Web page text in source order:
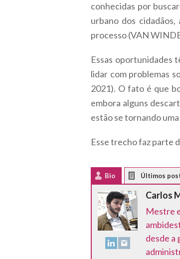
conhecidas por
urbano dos
processo (VAN
Essas oportunidades
lidar com problemas
2021). O fato é que
embora alguns
estão se tornando
Esse trecho faz parte
Bio
Carlos
Mestre
desde a